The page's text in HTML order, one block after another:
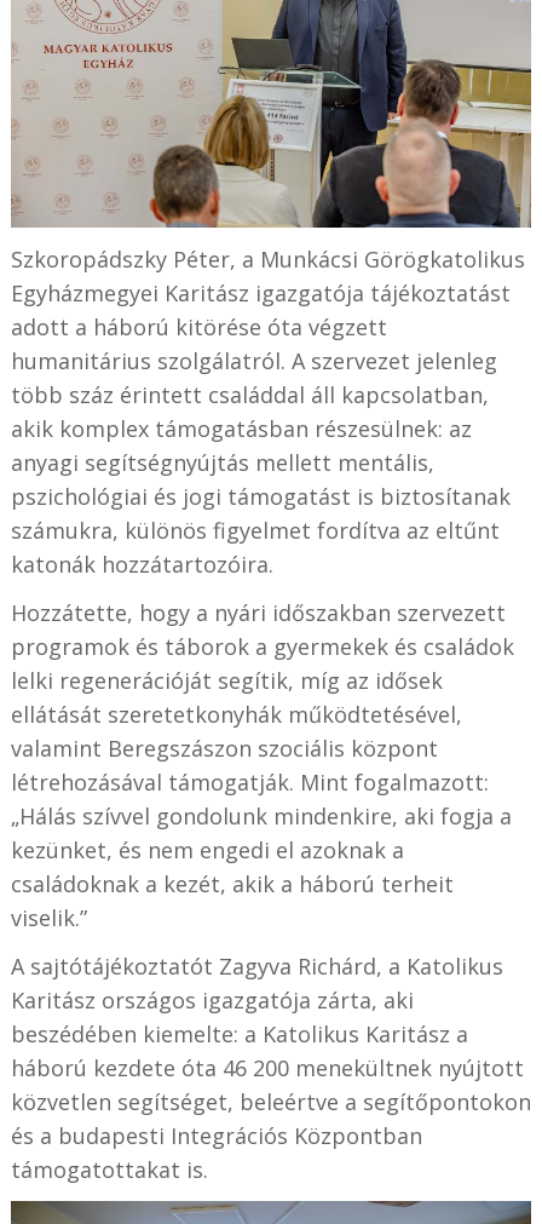
Szkoropádszky Péter, a Munkácsi Görögkatolikus
Egyházmegyei Karitász igazgatója tájékoztatást
adott a háború kitörése óta végzett
humanitárius szolgálatról. A szervezet jelenleg
több száz érintett családdal áll kapcsolatban,
akik komplex támogatásban részesülnek: az
anyagi segítségnyújtás mellett mentális,
pszichológiai és jogi támogatást is biztosítanak
számukra, különös figyelmet fordítva az eltűnt
katonák hozzátartozóira.
Hozzátette, hogy a nyári időszakban szervezett
programok és táborok a gyermekek és családok
lelki regenerációját segítik, míg az idősek
ellátását szeretetkonyhák működtetésével,
valamint Beregszászon szociális központ
létrehozásával támogatják. Mint fogalmazott:
„Hálás szívvel gondolunk mindenkire, aki fogja a
kezünket, és nem engedi el azoknak a
családoknak a kezét, akik a háború terheit
viselik.”
A sajtótájékoztatót Zagyva Richárd, a Katolikus
Karitász országos igazgatója zárta, aki
beszédében kiemelte: a Katolikus Karitász a
háború kezdete óta 46 200 menekültnek nyújtott
közvetlen segítséget, beleértve a segítőpontokon
és a budapesti Integrációs Központban
támogatottakat is.